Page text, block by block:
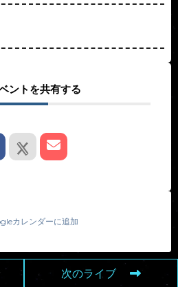
ントを共有する
カレンダーに追加
次のライブ